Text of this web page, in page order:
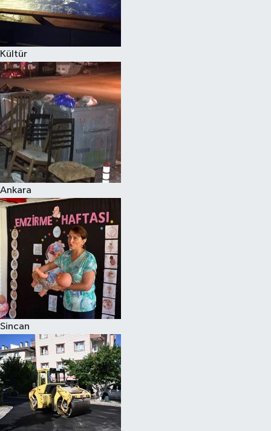
Kültür
Ankara
Sincan